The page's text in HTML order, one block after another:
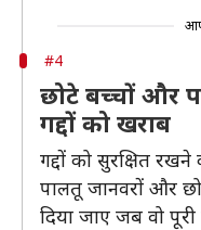
#4
छोटे बच्चों और
गद्दों को खराब
गद्दों को सुरक्षित
पालतू जानवरों और
दिया जाए जब वो